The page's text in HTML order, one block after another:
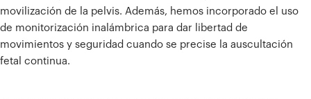
movilización de la pelvis. Además, hemos incorporado el uso
de monitorización inalámbrica para dar libertad de
movimientos y seguridad cuando se precise la auscultación
fetal continua.